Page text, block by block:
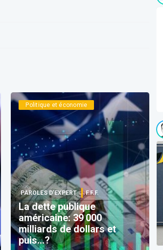
Politique et économie
PAROLES D’EXPERT F.F.F.
La dette publique
américaine: 39 000
milliards de dollars et
puis…?